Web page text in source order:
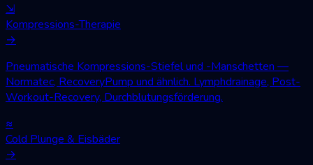
⇲
Kompressions-Therapie
→
Pneumatische Kompressions-Stiefel und -Manschetten —
Normatec, RecoveryPump und ähnlich. Lymphdrainage, Post-
Workout-Recovery, Durchblutungsförderung.
≈
Cold Plunge & Eisbäder
→